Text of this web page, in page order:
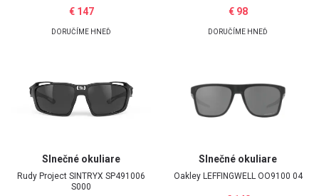
€ 147
DORUČÍME HNEĎ
€ 98
DORUČÍME HNEĎ
Slnečné okuliare
Rudy Project SINTRYX SP491006
S000
Slnečné okuliare
Oakley LEFFINGWELL OO9100 04